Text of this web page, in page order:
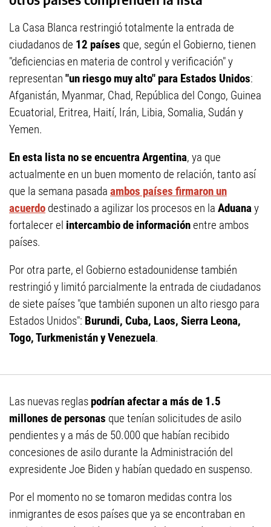
La Casa Blanca restringió totalmente la entrada de
ciudadanos de 12 países que, según el Gobierno, tienen
"deficiencias en materia de control y verificación" y
representan "un riesgo muy alto" para Estados Unidos:
Afganistán, Myanmar, Chad, República del Congo, Guinea
Ecuatorial, Eritrea, Haití, Irán, Libia, Somalia, Sudán y
Yemen.
En esta lista no se encuentra Argentina, ya que
actualmente en un buen momento de relación, tanto así
que la semana pasada ambos países firmaron un
acuerdo destinado a agilizar los procesos en la Aduanay
fortalecer el intercambio de informaciónentre ambos
países.
Por otra parte, el Gobierno estadounidense también
restringió y limitó parcialmente la entrada de ciudadanos
de siete países "que también suponen un alto riesgo para
Estados Unidos": Burundi, Cuba, Laos, Sierra Leona,
Togo, Turkmenistán y Venezuela.
Las nuevas reglas podrían afectar a más de 1.5
millones de personas que tenían solicitudes de asilo
pendientes y a más de 50.000 que habían recibido
concesiones de asilo durante la Administración del
expresidente Joe Biden y habían quedado en suspenso.
Por el momento no se tomaron medidas contra los
inmigrantes de esos países que ya se encontraban en